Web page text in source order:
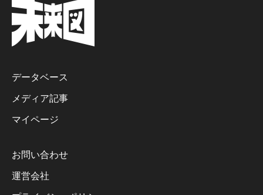
データベース
メディア記事
マイページ
お問い合わせ
運営会社